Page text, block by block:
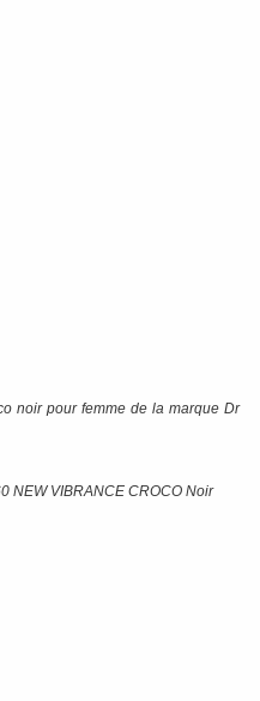
noirpour femme de la marqueDr
NEW VIBRANCE CROCO Noir